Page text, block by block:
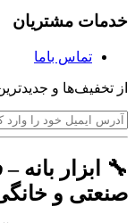
خدمات مشتریان
تماس باما
از تخفیف‌ها و
🔧 ابزار
صنعتی و